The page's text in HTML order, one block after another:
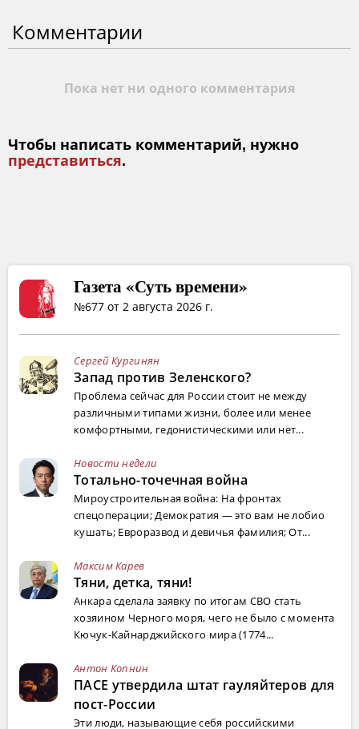
Комментарии
Пока нет ни одного комментария
Чтобы написать комментарий, нужно
представиться.
Газета «Суть времени»
№677 от 2 августа 2026 г.
Сергей Кургинян
Запад против Зеленского?
Проблема сейчас для России стоит не между
различными типами жизни, более или менее
комфортными, гедонистическими или нет...
Новости недели
Тотально-точечная война
Мироустроительная война: На фронтах
спецоперации; Демократия — это вам не лобио
кушать; Евроразвод и девичья фамилия; От...
Максим Карев
Тяни, детка, тяни!
Анкара сделала заявку по итогам СВО стать
хозяином Черного моря, чего не было с момента
Кючук-Кайнарджийского мира (1774...
Антон Копнин
ПАСЕ утвердила штат гауляйтеров для
пост-России
Эти люди, называющие себя российскими